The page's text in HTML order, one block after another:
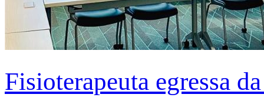
Fisioterapeuta egressa